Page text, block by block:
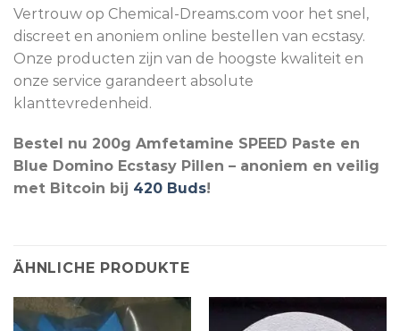
Vertrouw op Chemical-Dreams.com voor het snel,
discreet en anoniem online bestellen van ecstasy.
Onze producten zijn van de hoogste kwaliteit en
onze service garandeert absolute
klanttevredenheid.
Bestel nu 200g Amfetamine SPEED Paste en
Blue Domino Ecstasy Pillen – anoniem en veilig
met Bitcoin bij 420 Buds!
ÄHNLICHE PRODUKTE